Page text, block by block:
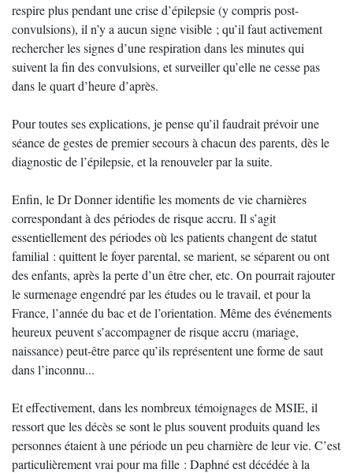
respire plus pendant une crise d’épilepsie (y compris post-
convulsions), il n’y a aucun signe visible ; qu’il faut activement
rechercher les signes d’une respiration dans les minutes qui
suivent la fin des convulsions, et surveiller qu’elle ne cesse pas
dans le quart d’heure d’après.
Pour toutes ses explications, je pense qu’il faudrait prévoir une
séance de gestes de premier secours à chacun des parents, dès le
diagnostic de l’épilepsie, et la renouveler par la suite.
Enfin, le Dr Donner identifie les moments de vie charnières
correspondant à des périodes de risque accru. Il s’agit
essentiellement des périodes où les patients changent de statut
familial : quittent le foyer parental, se marient, se séparent ou ont
des enfants, après la perte d’un être cher, etc. On pourrait rajouter
le surmenage engendré par les études ou le travail, et pour la
France, l’année du bac et de l’orientation. Même des événements
heureux peuvent s’accompagner de risque accru (mariage,
naissance) peut-être parce qu’ils représentent une forme de saut
dans l’inconnu...
Et effectivement, dans les nombreux témoignages de MSIE, il
ressort que les décès se sont le plus souvent produits quand les
personnes étaient à une période un peu charnière de leur vie. C’est
particulièrement vrai pour ma fille : Daphné est décédée à la